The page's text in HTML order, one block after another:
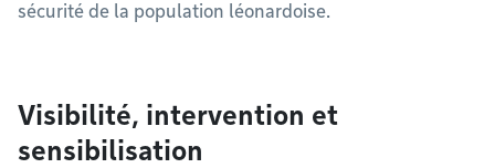
sécurité de la population léonardoise.
Visibilité, intervention et
sensibilisation